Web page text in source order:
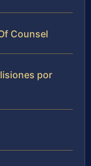
Counsel
por